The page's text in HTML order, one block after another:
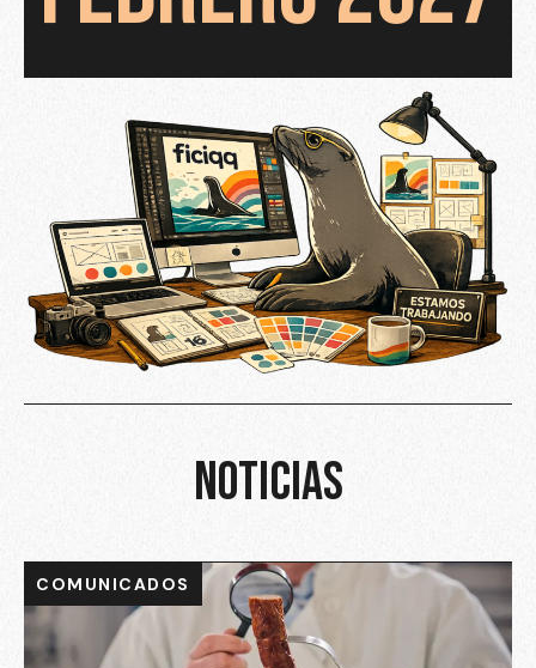
NOTICIAS
COMUNICADOS
COMUNICADOS
COMUNICADOS